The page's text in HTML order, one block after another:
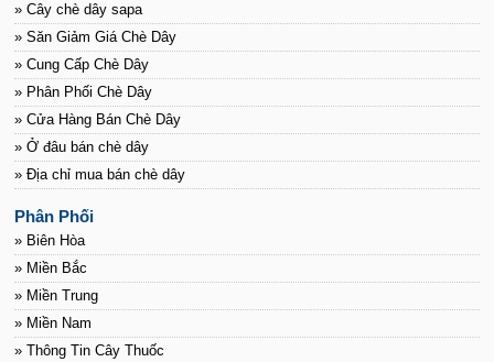
» Cây chè dây sapa
» Săn Giảm Giá Chè Dây
» Cung Cấp Chè Dây
» Phân Phối Chè Dây
» Cửa Hàng Bán Chè Dây
» Ở đâu bán chè dây
» Địa chỉ mua bán chè dây
Phân Phối
» Biên Hòa
» Miền Bắc
» Miền Trung
» Miền Nam
» Thông Tin Cây Thuốc